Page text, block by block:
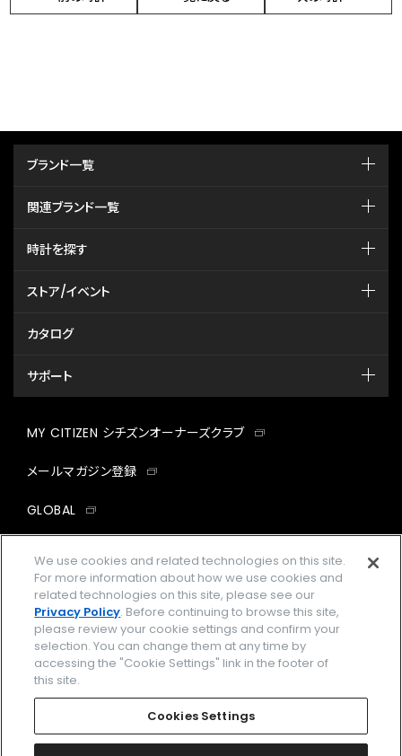
ブランド一覧
関連ブランド一覧
時計を探す
ストア/イベント
カタログ
サポート
MY CITIZEN シチズンオーナーズクラブ
メールマガジン登録
GLOBAL
facebookinstagramtwitter
企業情報 ご利用規約
プライバシーポリシー Cookies Settings
Amazon PayはAmazon.com, Inc.またはその関連会社の商標です。
We use cookies and related technologies on this site.
For more information about how we use cookies and
related technologies on this site, please see our
Privacy Policy. Before continuing to browse this site,
please review your cookie settings and confirm your
selection. You can change them at any time by
accessing the "Cookie Settings" link in the footer of
this site.
Cookies Settings